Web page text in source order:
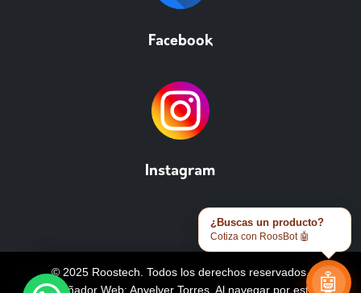
Facebook
Instagram
© 2025 Roostech. Todos los derechos reservados.
Diseñador Web: Anyelver Torres . Al navegar por este
¿Buscas un producto?
Cotiza con RoosBot 🤖
🤖